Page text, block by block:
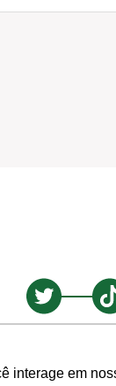
interage em